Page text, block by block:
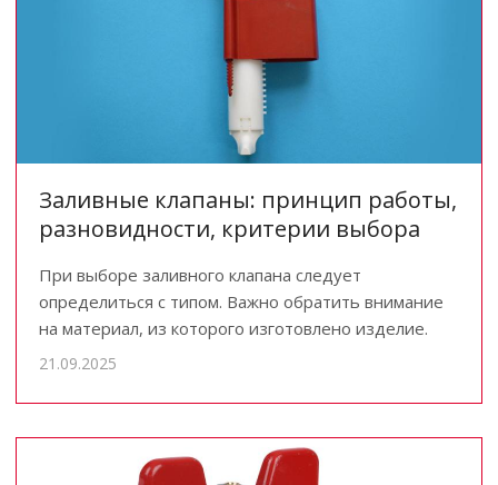
Заливные клапаны: принцип работы,
разновидности, критерии выбора
При выборе заливного клапана следует
определиться с типом. Важно обратить внимание
на материал, из которого изготовлено изделие.
21.09.2025